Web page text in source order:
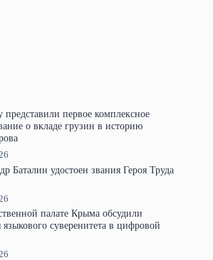
первое комплексное
о вкладе грузин в историю
Баталин удостоен звания Героя Труда
палате Крыма обсудили
суверенитета в цифровой